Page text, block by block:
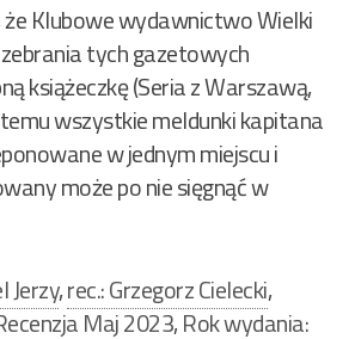
że Klubowe wydawnictwo Wielki
tych gazetowych
książeczkę (Seria z Warszawą,
wszystkie meldunki kapitana
w jednym miejscu i
może po nie sięgnąć w
Jerzy,rec.: Grzegorz Cielecki,
Maj 2023,Rok wydania: